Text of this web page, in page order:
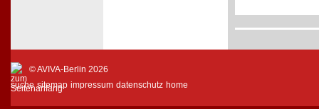
© AVIVA-Berlin 2026
suche sitemap impressum datenschutz home